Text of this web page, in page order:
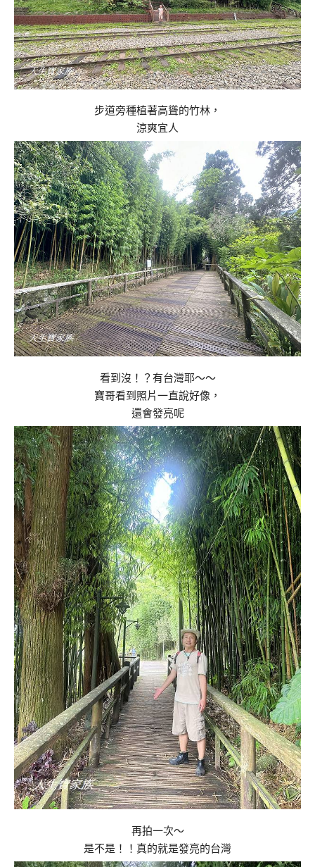
步道旁種植著高聳的竹林，
涼爽宜人
看到沒！？有台灣耶～～
寶哥看到照片一直說好像，
還會發亮呢
再拍一次～
是不是！！真的就是發亮的台灣